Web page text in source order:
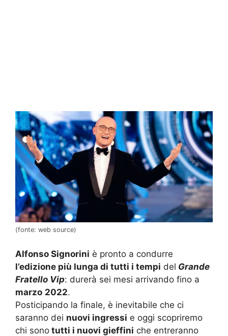
(fonte: web source)
Alfonso Signorini è pronto a condurre
l’edizione più lunga di tutti i tempi del Grande
Fratello Vip: durerà sei mesi arrivando fino a
marzo 2022.
Posticipando la finale, è inevitabile che ci
saranno dei nuovi ingressi e oggi scopriremo
chi sono tutti i nuovi gieffini che entreranno